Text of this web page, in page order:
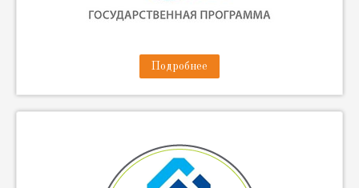
Подробнее